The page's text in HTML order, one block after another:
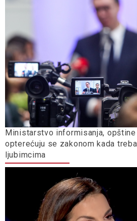
Ministarstvo informisanja,
opterećuju se zakonom kada
ljubimcima